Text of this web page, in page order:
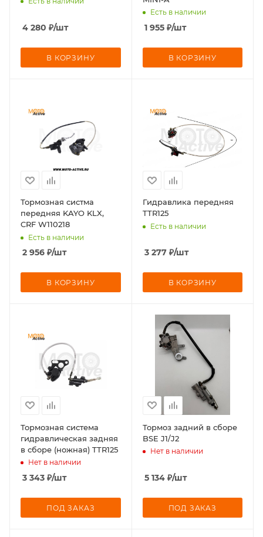
4 280 ₽/шт
В КОРЗИНУ
Есть в наличии
1 955₽/шт
В КОРЗИНУ
Тормозная систма
передняя KAYO KLX,
CRF W110218
Есть в наличии
2 956 ₽/шт
В КОРЗИНУ
Гидравлика передняя
TTR125
Есть в наличии
3 277₽/шт
В КОРЗИНУ
Тормозная система
гидравлическая задняя
в сборе (ножная) TTR125
Нет в наличии
3 343 ₽/шт
ПОД ЗАКАЗ
Тормоз задний в сборе
BSE J1/J2
Нет в наличии
5 134₽/шт
ПОД ЗАКАЗ